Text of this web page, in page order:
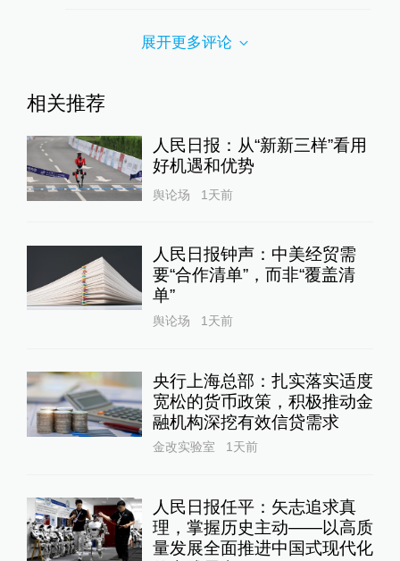
展开更多评论
相关推荐
人民日报：从“新新三样”看用
好机遇和优势
舆论场 1天前
人民日报钟声：中美经贸需
要“合作清单”，而非“覆盖清
单”
舆论场 1天前
央行上海总部：扎实落实适度
宽松的货币政策，积极推动金
融机构深挖有效信贷需求
金改实验室 1天前
人民日报任平：矢志追求真
理，掌握历史主动——以高质
量发展全面推进中国式现代化